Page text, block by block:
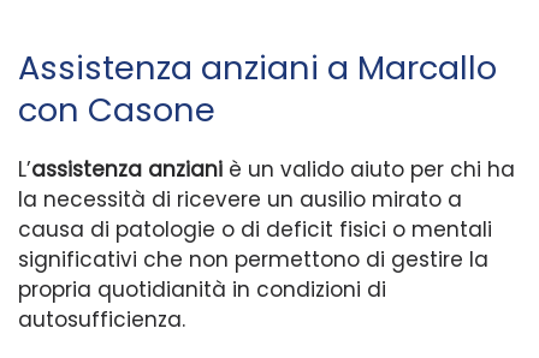
Assistenza anziani a Marcallo
con Casone
L’assistenza anziani è un valido aiuto per chi ha
la necessità di ricevere un ausilio mirato a
causa di patologie o di deficit fisici o mentali
significativi che non permettono di gestire la
propria quotidianità in condizioni di
autosufficienza.